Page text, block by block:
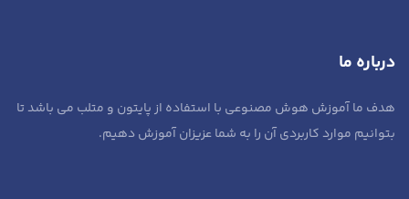
ما
ما آموزش هوش مصنوعی با استفاده از پایتون و متلب می باشد تا
موارد کاربردی آن را به شما عزیزان آموزش دهیم.